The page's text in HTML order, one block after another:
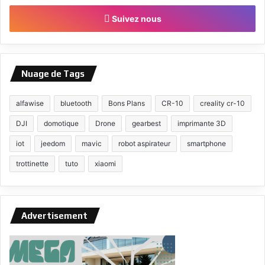
Suivez nous
Nuage de Tags
alfawise bluetooth Bons Plans CR-10 creality cr-10
DJI domotique Drone gearbest imprimante 3D
iot jeedom mavic robot aspirateur smartphone
trottinette tuto xiaomi
Advertisement